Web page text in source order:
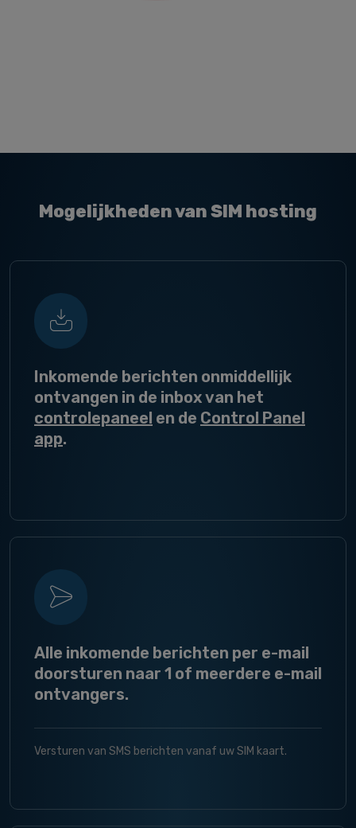
Mogelijkheden van SIM hosting
Inkomende berichten onmiddellijk
ontvangen in de inbox van het
controlepaneel en de Control Panel
app.
Alle inkomende berichten per e-mail
doorsturen naar 1 of meerdere e-mail
ontvangers.
Versturen van SMS berichten vanaf uw SIM kaart.